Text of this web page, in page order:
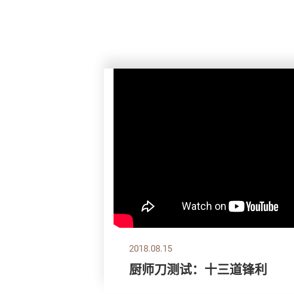
2018.08.15
厨师刀测试：十三道锋利